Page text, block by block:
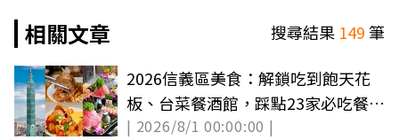
相關文章
搜尋結果 149筆
2026信義區美食：解鎖吃到飽天花
板、台菜餐酒館，踩點23家必吃餐
廳！
| 2026/8/1 00:00:00 |